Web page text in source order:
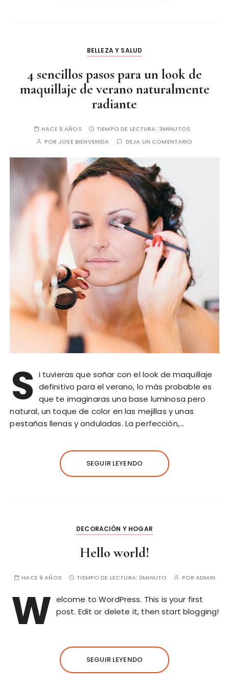
BELLEZA Y SALUD
4 sencillos pasos para un look de
maquillaje de verano naturalmente
radiante
HACE 5 AÑOS TIEMPO DE LECTURA: 3MINUTOS
POR JOSE BIENVENIDA DEJA UN COMENTARIO
S i tuvieras que soñar con el look de maquillaje
definitivo para el verano, lo más probable es
que te imaginaras una base luminosa pero
natural, un toque de color en las mejillas y unas
pestañas llenas y onduladas. La perfección,…
SEGUIR LEYENDO
DECORACIÓN Y HOGAR
Hello world!
HACE 9 AÑOS TIEMPO DE LECTURA: 0MINUTO PORADMIN
W elcome to WordPress. This is your first
post. Edit or delete it, then start blogging!
SEGUIR LEYENDO